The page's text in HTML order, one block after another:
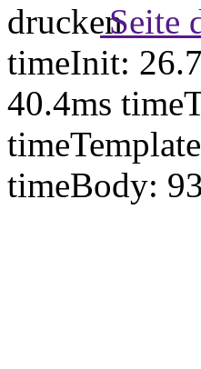
Seite
timeInit:
40.4ms
timeBody: